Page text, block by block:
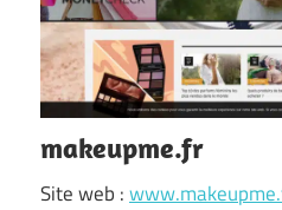
makeupme.fr
Site web :